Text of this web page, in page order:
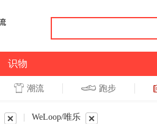
识物
潮流 跑步
WeLoop/唯乐